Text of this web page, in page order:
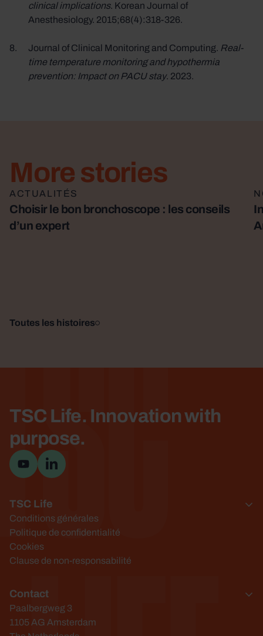
clinical implications. Korean Journal of
Anesthesiology. 2015;68(4):318-326.
Journal of Clinical Monitoring and Computing. Real-
time temperature monitoring and hypothermia
prevention: Impact on PACU stay. 2023.
More stories
Toutes les histoires
ACTUALITÉS
Choisir le bon bronchoscope : les conseils
d’un expert
Lire la suite
TSC Life. Innovation with
purpose.
Visitez la cha&icirc;ne YouTube
Visiter la page LinkedIn
TSC Life
Conditions générales
Politique de confidentialité
Cookies
Clause de non-responsabilité
Contact
Paalbergweg 3
1105 AG Amsterdam